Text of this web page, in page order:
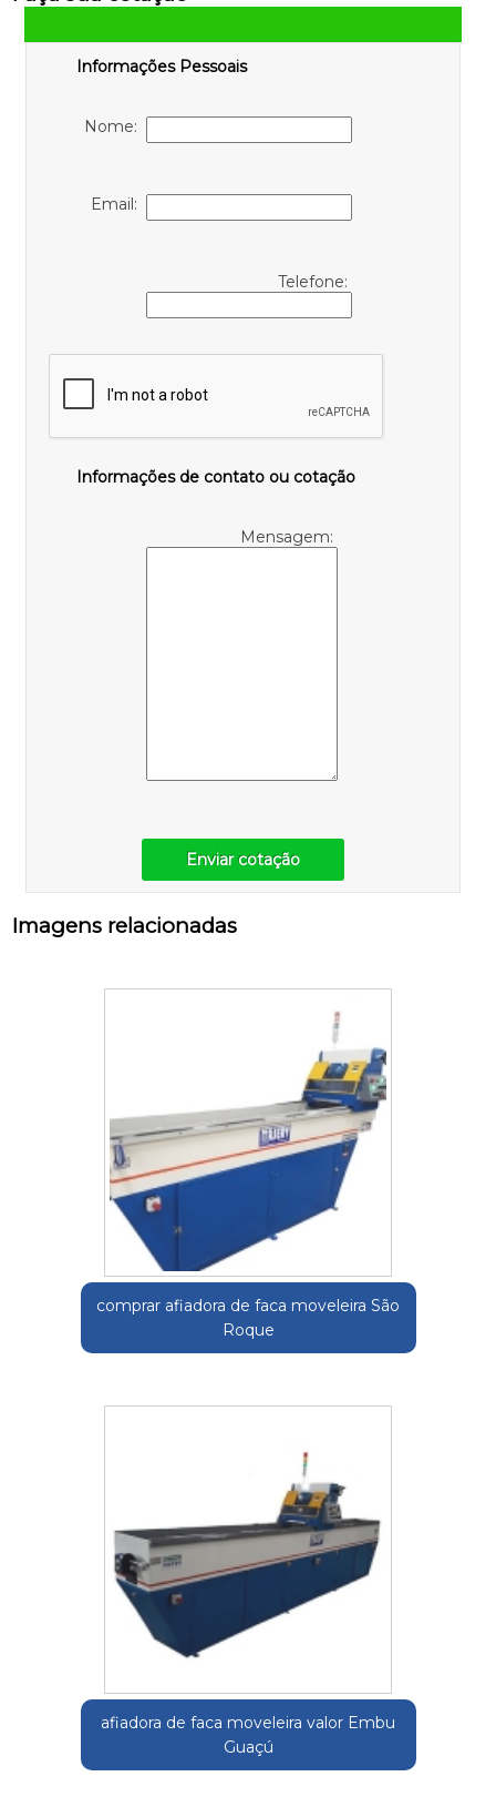
Informações Pessoais
Nome:
Email:
Telefone:
Informações de contato ou cotação
Mensagem:
Enviar cotação
Imagens relacionadas
comprar afiadora de faca moveleira São
Roque
afiadora de faca moveleira valor Embu
Guaçú